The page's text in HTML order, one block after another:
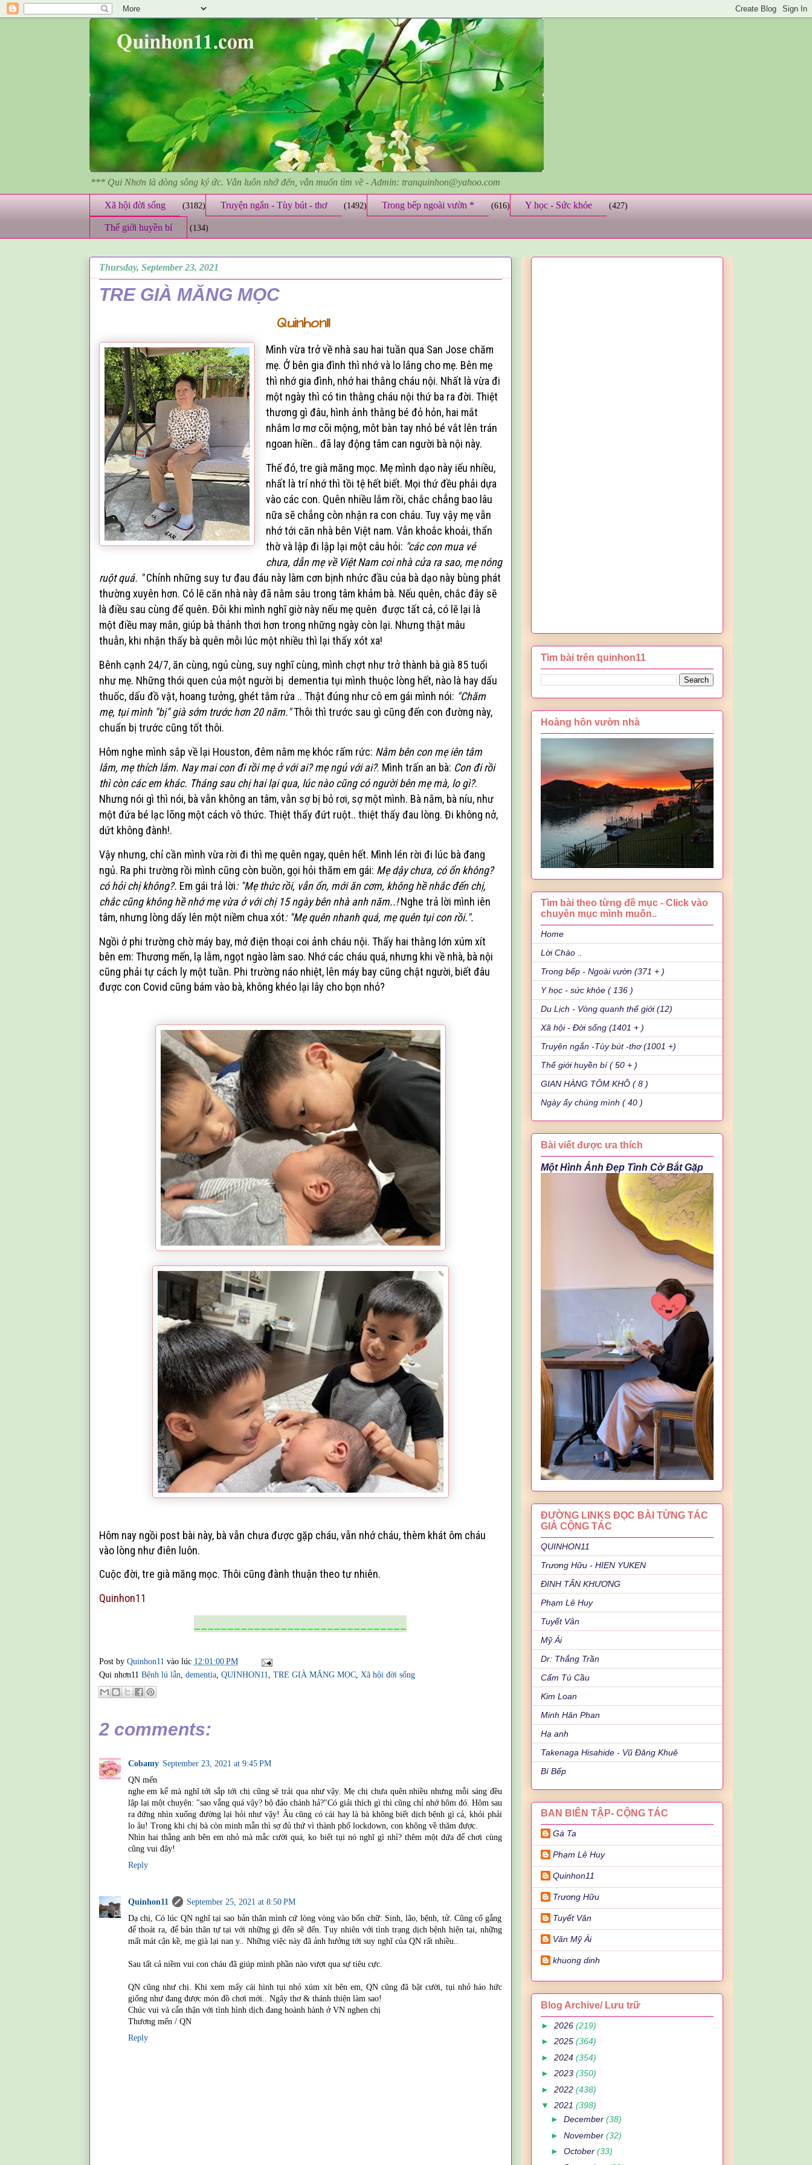
*** Qui Nhơn là dòng sông ký ức. Vẫn luôn nhớ đến, vẫn muốn tìm về - Admin: tranquinhon@yahoo.com
Xã hội đời sống (3182) Truyện ngắn - Tùy bút - thơ (1492) Trong bếp ngoài vườn * (616) Y học - Sức khỏe (427)
Thế giới huyền bí (134)
Thursday, September 23, 2021
TRE GIÀ MĂNG MỌC
Quinhon11
Mình vừa trở về nhà sau hai tuần qua San Jose chăm
mẹ. Ở bên gia đình thì nhớ và lo lắng cho mẹ. Bên mẹ
thì nhớ gia đình, nhớhai thằng cháu nội. Nhất là vừa đi
một ngày thì có tin thằng cháu nội thứ ba ra đời. Thiệt
thương gì đâu, hình ảnh thằng bé đỏ hỏn, hai mắt
nhắm l ơ mơ cõi mộng, môt bàn tay nhỏ bé vắt lên trán
ngoan hiền.. đã lay động tâm can người bà nội này.
Thế đó, tre già măng mọc. Mẹ mình dạo này iếu nhiều,
nhất là trí nhớ thì tồi tệ hết biết. Mọi thứ đều phải dựa
vào các con. Quên nhiều lắm rồi,chắc chẳng bao lâu
nữa sẽ chẳng còn nhận ra con cháu. Tuy vậy mẹvẫn
nhớ tới căn nhà bên Việt nam. Vẫn khoắc khoải, thẩn
thờ và lập đi lập lại một câu hỏi: "các con mua vé
chưa, dẫn mẹ về Việt Nam coi nhà cửa ra sao, mẹ nóng
ruột quá. "Chính những suy tư đau đáu này làm cơn bịnh nhức đầu của bà dạo này bùng phát
thường xuyên hơn. Có lẽ căn nhà này đã nằm sâu trong tâm khảm bà. Nếu quên, chắc đây sẽ
là điều sau cùng để quên. Đôi khi mình nghĩ giờ này nếu mẹ quên được tất cả, có lẽ lại là
một điều may mắn, giúp bà thảnh thơi hơn trong những ngày còn lại. Nhưng thật mâu
thuẫn, khi nhận thấy bà quên mỗi lúc một nhiều thì lại thấy xót xa!
Bênh cạnh 24/7, ăn cùng, ngủ cùng, suy nghĩ cùng, mình chợt như trở thành bà già 85 tuổi
như mẹ. Những thói quen của một người bị dementia tụi mình thuộc lòng hết, nào là hay dấu
thuốc, dấu đồ vật, hoang tưởng, ghét tắm rửa.. Thật đúng như cô em gái mình nói: "Chăm
mẹ, tụi mình "bị"già sớm trước hơn 20 năm."Thôi thì trước sau gì cũng đến con đường này,
chuẩn bị trước cũng tốt thôi.
Hôm nghe mình sắp về lại Houston, đêm nằm mẹ khóc rấm rức: Nằm bên con mẹ iên tâm
lắm, mẹ thích lắm. Nay mai con đi rồi mẹ ở với ai? mẹ ngủ với ai?. Mình trấn an bà: Con đi rồi
thì còn các em khác. Tháng sau chị hai lại qua, lúc nào cũng có người bên mẹ mà, lo gì?.
Nhưng nói gì thì nói, bà vẫn không an tâm, vẫn sợ bị bỏ rơi, sợ một mình. Bà nắm, bà níu, như
một đứa bé lạc lõng một cách vô thức. Thiệt thấy đứt ruột.. thiệt thấy đau lòng. Đi không nở,
dứt không đành!.
Vậy nhưng, chỉ cần mình vừa rời đi thì mẹ quên ngay, quên hết. Mình lén rời đi lúc bà đang
ngủ. Ra phi trường rồi mình cũng còn buồn, gọi hỏi thăm em gái: Mẹ dậy chưa, có ổn không?
có hỏi chị không?. Em gái trả lời: "Mẹ thức rồi, vẫn ổn, mới ăn cơm, không hề nhắc đến chị,
chắc cũng không hề nhớ mẹ vừa ở với chị 15 ngày bên nhà anh năm..!Nghe trả lời mình iên
tâm, nhưng lòng dấy lên một niềm chua xót: "Mẹ quên nhanh quá, mẹ quên tụi con rồi.".
Ngồi ở phi trường chờ máy bay, mở điện thoại coi ảnh cháu nội. Thấy hai thằng lớn xúm xít
bên em: Thương mến, lạ lẫm, ngọt ngào làm sao. Nhớ các cháu quá, nhưng khi về nhà, bà nội
cũng phải tự cách ly một tuần. Phi trường náo nhiệt, lên máy bay cũng chật người, biết đâu
được con Covid cũng bám vào bà, không khéo lại lây cho bọn nhỏ?
Hôm nay ngồi post bài này, bà vẫn chưa được gặp cháu, vẫn nhớ cháu, thèm khát ôm cháu
vào lòng như điên luôn.
Cuộc đời, tre già măng mọc. Thôi cũng đành thuận theo tư nhiên.
Quinhon11
Post by Quinhon11 vào lúc 12:01:00 PM
Qui nhơn11 Bệnh lú lẫn, dementia, QUINHON11, TRE GIÀ MĂNG MỌC, Xã hội đời sống
2 comments:
Cobamy September 23, 2021 at 9:45 PM
QN mến
nghe em kể mà nghĩ tới sắp tới chị cũng sẽ trải qua như vậy. Mẹ chị chưa quên nhiều nhưng mỗi sáng đều
lập lại một chuyện: "sao vắng quá vậy? bộ đảo chánh hả?"Có giải thích gì thì cũng chỉ nhớ hôm đó. Hôm sau
ra đứng nhìn xuống đường lại hỏi như vậy! Âu cũng có cái hay là bà không biết dịch bệnh gì cả, khỏi phải
lo âu! Trong khi chị bà còn minh mẫn thì sợ đủ thứ vì thành phố lockdown, con không về thăm được.
Nhìn hai thằng anh bên em nhỏ mà mắc cười quá, ko biết tụi nó nghĩ gì nhỉ? thêm một đứa để chơi cùng
cũng vui đây!
Reply
Quinhon11
September 25, 2021 at 8:50 PM
Dạ chị, Có lúc QN nghĩ tại sao bản thân mình cứ lòng vòng vào bốn chữ: Sinh, lão, bệnh, tử. Cũng cố gắng
để thoát ra, để bản thân tự tại với những gì đến sẽ đến. Tuy nhiên với tình trạng dịch bệnh hiện tại, những
mất mát cận kề, mẹ già lại nan y.. Những việc này đã ảnh hưởng tới suy nghĩ của QN rất nhiều..
Sau tất cả niềm vui con cháu đã giúp mình phần nào vượt qua sự tiêu cực.
QN cũng như chị. Khi xem mấy cái hình tụi nhỏ xúm xít bên em, QN cũng đã bật cười, tụi nhỏ háo hức
giống như đang được món đồ chơi mới.. Ngây thơ & thánh thiện làm sao!
Chúc vui và cẩn thận với tình hình dịch đang hoành hành ở VN nghen chị
Thương mến / QN
Reply
Tìm bài trên quinhon11
Hoàng hôn vườn nhà
Tìm bài theo từng đề mục - Click vào
chuyên mục mình muốn..
Home
Lời Chào ..
Trong bếp - Ngoài vườn (371 + )
Y học - sức khỏe ( 136 )
Du Lịch - Vòng quanh thế giới (12)
Xã hội - Đời sống (1401 + )
Truyện ngắn -Tùy bút -thơ (1001 +)
Thế giới huyền bí ( 50 + )
GIAN HÀNG TÔM KHÔ ( 8 )
Ngày ấy chúng mình ( 40 )
Bài viết được ưa thích
Một Hình Ảnh Đẹp Tình Cờ Bắt Gặp
ĐƯỜNG LINKS ĐỌC BÀI TỪNG TÁC
GIẢ CỘNG TÁC
QUINHON11
Trương Hữu - HIEN YUKEN
ĐINH TẤN KHƯƠNG
Phạm Lê Huy
Tuyết Vân
Mỹ Ái
Dr: Thắng Trần
Cẩm Tú Cầu
Kim Loan
Minh Hân Phan
Hạ anh
Takenaga Hisahide - Vũ Đăng Khuê
Bí Bếp
BAN BIÊN TẬP- CỘNG TÁC
Gà Ta
Phạm Lê Huy
Quinhon11
Trương Hữu
Tuyết Vân
Văn Mỹ Ái
khuong dinh
Blog Archive/ Lưu trữ
► 2026 (219)
► 2025 (364)
► 2024 (354)
► 2023 (350)
► 2022 (438)
▼ 2021 (398)
►December(38)
►November(32)
►October(33)